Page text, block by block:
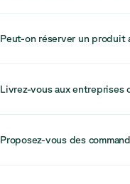
Dans de nombreux cas, le
encore davantage son cycle
Peut-on réserver un produit
En raison d’une forte
votre achat afin de garantir
Livrez-vous aux entreprises
Nous servons
conçus pour répondre aux
Proposez-vous des
Oui. Pour les projets de